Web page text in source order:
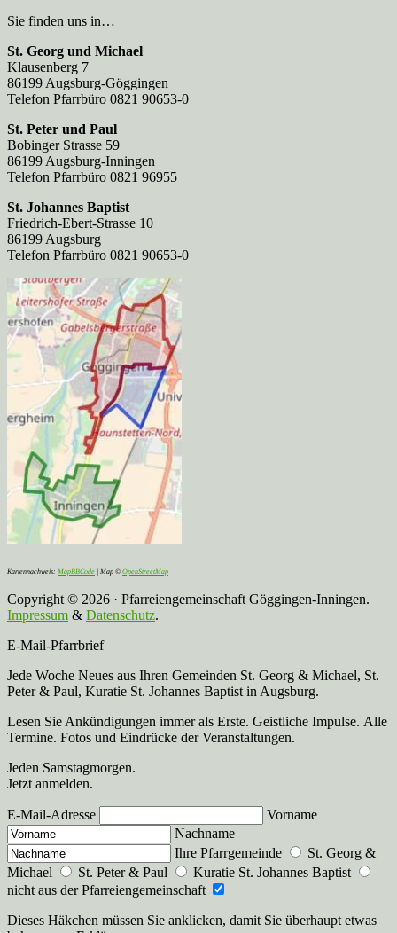
Sie finden uns in…
St. Georg und Michael
Klausenberg 7
86199 Augsburg-Göggingen
Telefon Pfarrbüro 0821 90653-0
St. Peter und Paul
Bobinger Strasse 59
86199 Augsburg-Inningen
Telefon Pfarrbüro 0821 96955
St. Johannes Baptist
Friedrich-Ebert-Strasse 10
86199 Augsburg
Telefon Pfarrbüro 0821 90653-0
Kartennachweis: MapBBCode | Map © OpenStreetMap
Copyright © 2026 · Pfarreiengemeinschaft Göggingen-Inningen.
Impressum & Datenschutz.
E-Mail-Pfarrbrief
Jede Woche Neues aus Ihren Gemeinden St. Georg & Michael, St.
Peter & Paul, Kuratie St. Johannes Baptist in Augsburg.
Lesen Sie Ankündigungen immer als Erste. Geistliche Impulse. Alle
Termine. Fotos und Eindrücke der Veranstaltungen.
Jeden Samstagmorgen.
Jetzt anmelden.
E-Mail-Adresse
Vorname
Nachname
Ihre Pfarrgemeinde
St. Georg &
Michael
St. Peter & Paul
Kuratie St. Johannes Baptist
nicht aus der Pfarreiengemeinschaft
Dieses Häkchen müssen Sie anklicken, damit Sie überhaupt etwas